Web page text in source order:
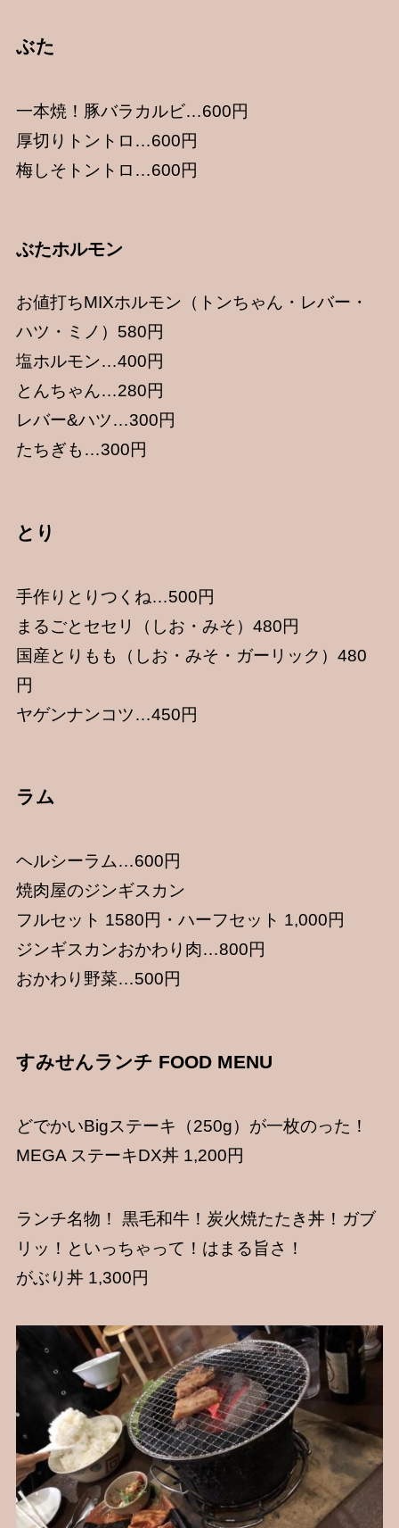
ぶた
一本焼！豚バラカルビ…600円
厚切りトントロ…600円
梅しそトントロ…600円
ぶたホルモン
お値打ちMIXホルモン（トンちゃん・レバー・
ハツ・ミノ）580円
塩ホルモン…400円
とんちゃん…280円
レバー&ハツ…300円
たちぎも…300円
とり
手作りとりつくね…500円
まるごとセセリ（しお・みそ）480円
国産とりもも（しお・みそ・ガーリック）480
円
ヤゲンナンコツ…450円
ラム
ヘルシーラム…600円
焼肉屋のジンギスカン
フルセット 1580円・ハーフセット 1,000円
ジンギスカンおかわり肉…800円
おかわり野菜…500円
すみせんランチ FOOD MENU
どでかいBigステーキ（250g）が一枚のった！
MEGA ステーキDX丼 1,200円
ランチ名物！ 黒毛和牛！炭火焼たたき丼！ガブ
リッ！といっちゃって！はまる旨さ！
がぶり丼 1,300円